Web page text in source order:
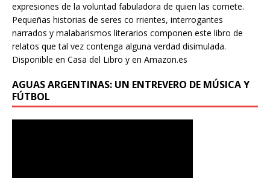
expresiones de la voluntad fabuladora de quien las comete.
Pequeñas historias de seres co rrientes, interrogantes
narrados y malabarismos literarios componen este libro de
relatos que tal vez contenga alguna verdad disimulada.
Disponible en Casa del Libro y en Amazon.es
AGUAS ARGENTINAS: UN ENTREVERO DE MÚSICA Y
FÚTBOL